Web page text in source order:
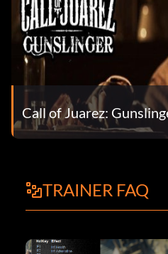
Call of Juarez:
TRAINER FAQ